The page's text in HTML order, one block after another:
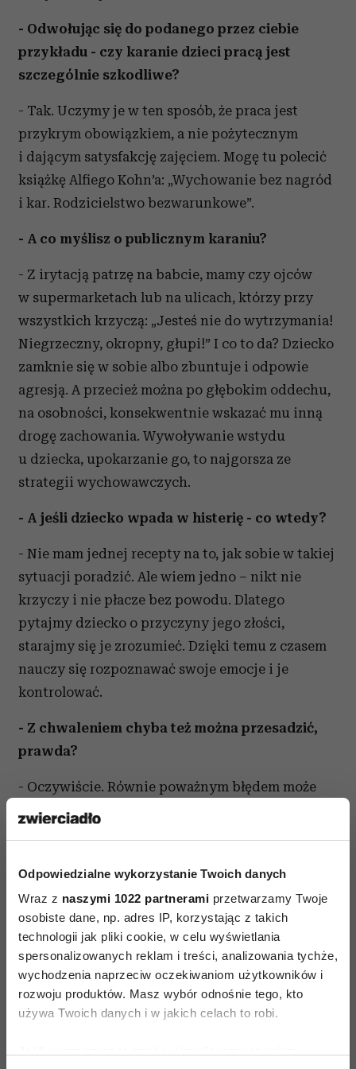
Odpowiedzialne wykorzystanie Twoich danych
Wraz z naszymi 1022 partnerami przetwarzamy Twoje
osobiste dane, np. adres IP, korzystając z takich
technologii jak pliki cookie, w celu wyświetlania
spersonalizowanych reklam i treści, analizowania tychże,
wychodzenia naprzeciw oczekiwaniom użytkowników i
rozwoju produktów. Masz wybór odnośnie tego, kto
używa Twoich danych i w jakich celach to robi.
- Odwołując się do podanego przez ciebie
przykładu - czy karanie dzieci pracą jest
szczególnie szkodliwe?
- Tak. Uczymy je w ten sposób, że praca jest
przykrym obowiązkiem, a nie pożytecznym
i dającym satysfakcję zajęciem. Mogę tu polecić
książkę Alfiego Kohn’a: „Wychowanie bez nagród
i kar. Rodzicielstwo bezwarunkowe”.
- A co myślisz o publicznym karaniu?
- Z irytacją patrzę na babcie, mamy czy ojców
w supermarketach lub na ulicach, którzy przy
wszystkich krzyczą: „Jesteś nie do wytrzymania!
Niegrzeczny, okropny, głupi!” I co to da? Dziecko
zamknie się w sobie albo zbuntuje i odpowie
agresją. A przecież można po głębokim oddechu,
na osobności, konsekwentnie wskazać mu inną
drogę zachowania. Wywoływanie wstydu
u dziecka, upokarzanie go, to najgorsza ze
strategii wychowawczych.
- A jeśli dziecko wpada w histerię - co wtedy?
- Nie mam jednej recepty na to, jak sobie w takiej
sytuacji poradzić. Ale wiem jedno – nikt nie
krzyczy i nie płacze bez powodu. Dlatego
pytajmy dziecko o przyczyny jego złości,
starajmy się je zrozumieć. Dzięki temu z czasem
nauczy się rozpoznawać swoje emocje i je
kontrolować.
- Z chwaleniem chyba też można przesadzić,
prawda?
- Oczywiście. Równie poważnym błędem może
być podejście skrajnie przeciwne do tego
i usprawiedliwianie go bez względu na wszystko.
„Mój synek nie mógł uderzyć kolegi – to bardzo
spokojne dziecko” albo: „Moja córeczka jest
wybitna, zawsze najlepsza we wszystkim” –
zaprzeczanie faktom i uogólnianie może oderwać
nas od rzeczywistości.
Zamiast zagłaskiwać,